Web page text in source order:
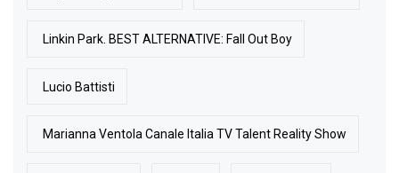
Linkin Park. BEST ALTERNATIVE: Fall Out Boy
Lucio Battisti
Marianna Ventola Canale Italia TV Talent Reality Show